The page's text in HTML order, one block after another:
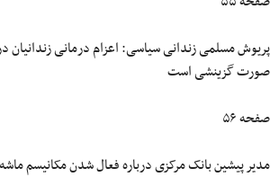
پریوش مسلمی زندانی سیاسی: اعزام درمانی زندانیان
صورت گزینشی است
صفحه ۵۶
مدیر پیشین بانک مرکزی درباره فعال شدن مکانیسم